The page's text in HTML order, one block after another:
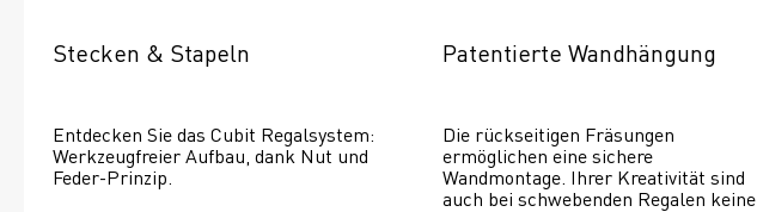
Stecken & Stapeln
Entdecken Sie das Cubit Regalsystem:
Werkzeugfreier Aufbau, dank Nut und
Feder-Prinzip.
Patentierte Wandhängung
Die rückseitigen Fräsungen
ermöglichen eine sichere
Wandmontage. Ihrer Kreativität sind
auch bei schwebenden Regalen keine